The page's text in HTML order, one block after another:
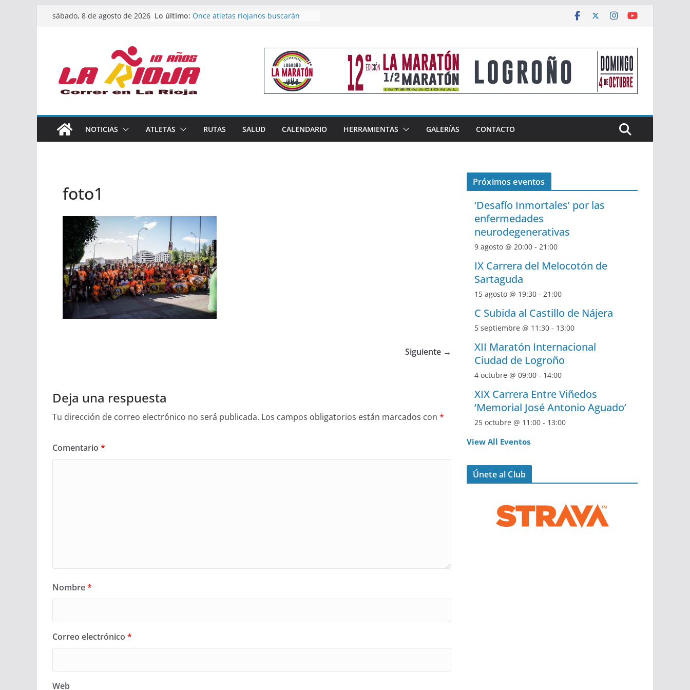
Saltarsábado, 8 de agosto de 2026 Lo último: Once atletas riojanos buscarán
Un bronce en 4×400 y tres puestos
de finalista cierran la participación
riojana en en Nacional de Málaga
El equipo femenino del Tritones
Rioja alcanza el podio nacional de
Acuatlón en Calahorra
España absoluto en Disco
Calahorra acoge este fin de semana
NOTICIAS ATLETAS RUTAS SALUD CALENDARIO HERRAMIENTAS GALERÍAS CONTACTO
foto1
Siguiente →
Deja una respuesta
Tu dirección de correo electrónico no será publicada. Los campos obligatorios están marcados con *
Comentario *
Nombre*
Correo electrónico *
Web
Próximos eventos
‘Desafío Inmortales’ por las
enfermedades
neurodegenerativas
9 agosto @ 20:00 - 21:00
IX Carrera del Melocotón de
Sartaguda
15 agosto @ 19:30 - 21:00
C Subida al Castillo de Nájera
5 septiembre @ 11:30 - 13:00
XII Maratón Internacional
Ciudad de Logroño
4 octubre @ 09:00 - 14:00
XIX Carrera Entre Viñedos
‘Memorial José Antonio Aguado’
25 octubre @ 11:00 - 13:00
View All Eventos
Únete al Club